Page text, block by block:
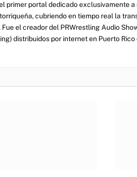
primer portal dedicado exclusivamente a
cubriendo en tiempo real la
el creador del PRWrestling Audio
distribuidos por internet en Puerto Rico